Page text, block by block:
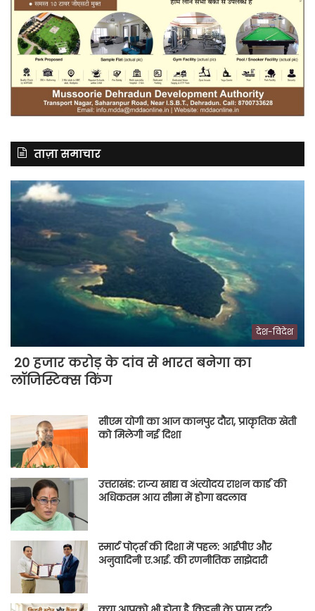
ताज़ा समाचार
देश-विदेश
20 हजार करोड़ के दांव से भारत बनेगा का
लॉजिस्टिक्स किंग
सीएम योगी का आज कानपुर दौरा, प्राकृतिक खेती
को मिलेगी नई दिशा
उत्तराखंड: राज्य खाद्य व अंत्योदय राशन कार्ड की
अधिकतम आय सीमा में होगा बदलाव
स्मार्ट पोर्ट्स की दिशा में पहल: आईपीए और
अनुवादिनी ए.आई. की रणनीतिक साझेदारी